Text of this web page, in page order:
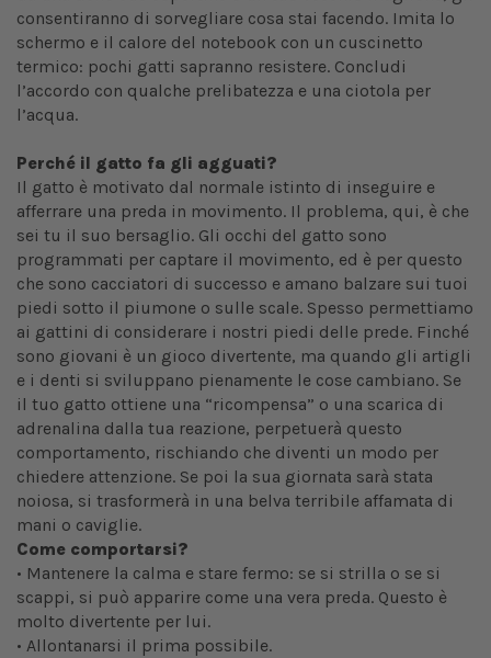
consentiranno di sorvegliare cosa stai facendo. Imita lo
schermo e il calore del notebook con un cuscinetto
termico: pochi gatti sapranno resistere. Concludi
l’accordo con qualche prelibatezza e una ciotola per
l’acqua.
Perché il gatto fa gli agguati?
Il gatto è motivato dal normale istinto di inseguire e
afferrare una preda in movimento. Il problema, qui, è che
sei tu il suo bersaglio. Gli occhi del gatto sono
programmati per captare il movimento, ed è per questo
che sono cacciatori di successo e amano balzare sui tuoi
piedi sotto il piumone o sulle scale. Spesso permettiamo
ai gattini di considerare i nostri piedi delle prede. Finché
sono giovani è un gioco divertente, ma quando gli artigli
e i denti si sviluppano pienamente le cose cambiano. Se
il tuo gatto ottiene una “ricompensa” o una scarica di
adrenalina dalla tua reazione, perpetuerà questo
comportamento, rischiando che diventi un modo per
chiedere attenzione. Se poi la sua giornata sarà stata
noiosa, si trasformerà in una belva terribile affamata di
mani o caviglie.
Come comportarsi?
• Mantenere la calma e stare fermo: se si strilla o se si
scappi, si può apparire come una vera preda. Questo è
molto divertente per lui.
• Allontanarsi il prima possibile.